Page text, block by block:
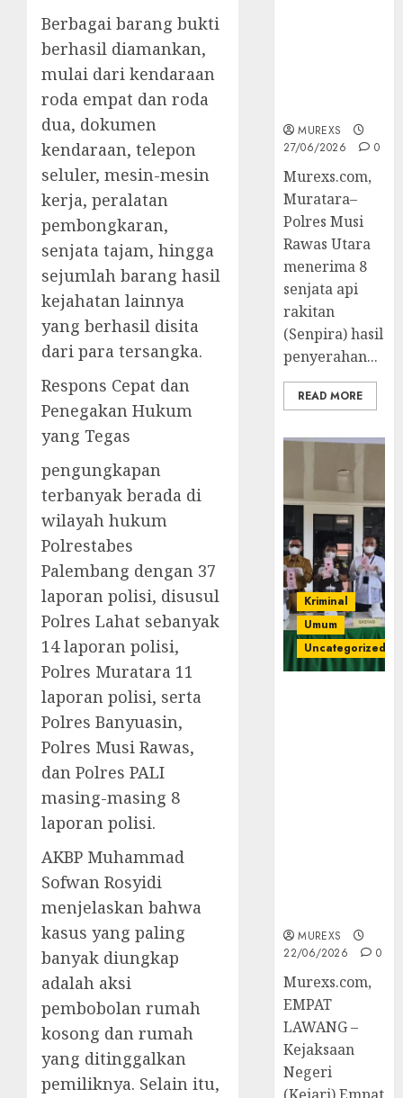
Berbagai barang bukti
berhasil diamankan,
mulai dari kendaraan
roda empat dan roda
dua, dokumen
kendaraan, telepon
seluler, mesin-mesin
kerja, peralatan
pembongkaran,
senjata tajam, hingga
sejumlah barang hasil
kejahatan lainnya
yang berhasil disita
dari para tersangka.
Respons Cepat dan
Penegakan Hukum
yang Tegas
pengungkapan
terbanyak berada di
wilayah hukum
Polrestabes
Palembang dengan 37
laporan polisi, disusul
Polres Lahat sebanyak
14 laporan polisi,
Polres Muratara 11
laporan polisi, serta
Polres Banyuasin,
Polres Musi Rawas,
dan Polres PALI
masing-masing 8
laporan polisi.
AKBP Muhammad
Sofwan Rosyidi
menjelaskan bahwa
kasus yang paling
banyak diungkap
adalah aksi
pembobolan rumah
kosong dan rumah
yang ditinggalkan
pemiliknya. Selain itu,
MUREXS
27/06/2026
0
Murexs.com,
Muratara–
Polres Musi
Rawas Utara
menerima 8
senjata api
rakitan
(Senpira) hasil
penyerahan...
READ MORE
Kriminal
Umum
Uncategorized
MUREXS
22/06/2026
0
‎Murexs.com,
EMPAT
LAWANG –
Kejaksaan
Negeri